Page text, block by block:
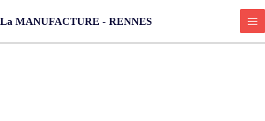
au
La MANUFACTURE - RENNES